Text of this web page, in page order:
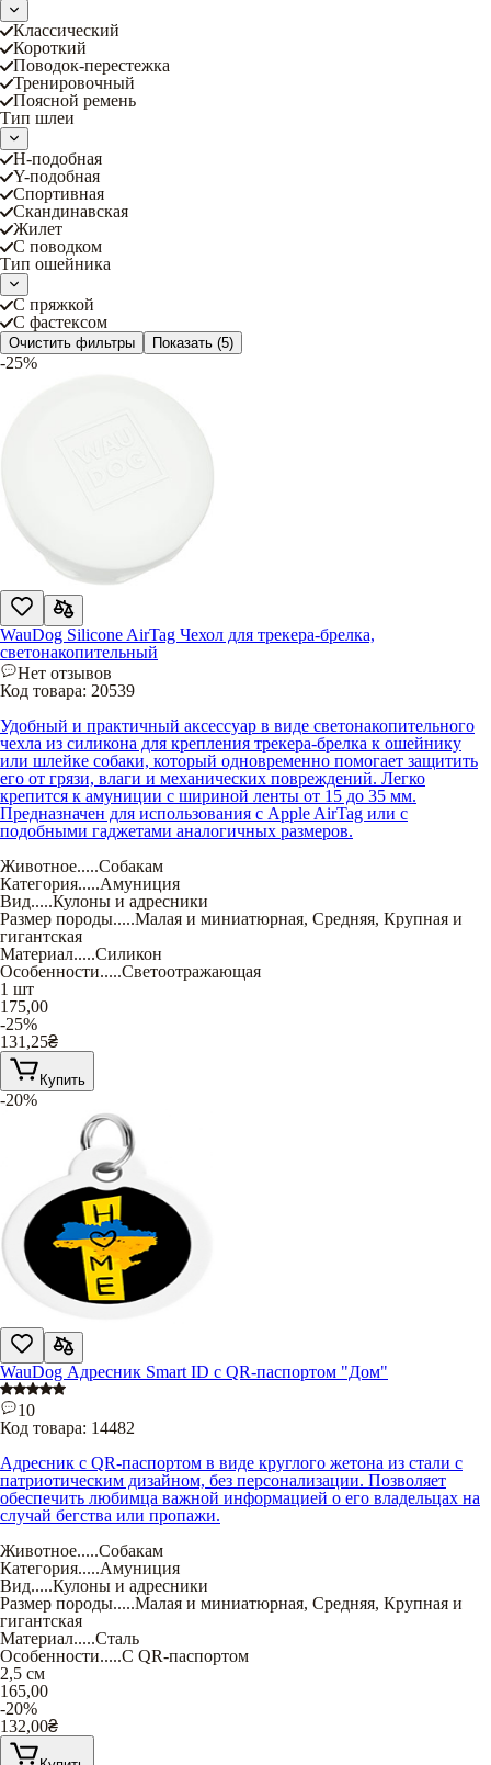
Классический
Короткий
Поводок-перестежка
Тренировочный
Поясной ремень
Тип шлеи
Н-подобная
Y-подобная
Спортивная
Скандинавская
Жилет
С поводком
Тип ошейника
С пряжкой
С фастексом
Очистить фильтры Показать (5)
-25%
WauDog Silicone AirTag Чехол для трекера-брелка,
светонакопительный
Нет отзывов
Код товара: 20539
Удобный и практичный аксессуар в виде светонакопительного
чехла из силикона для крепления трекера-брелка к ошейнику
или шлейке собаки, который одновременно помогает защитить
его от грязи, влаги и механических повреждений. Легко
крепится к амуниции с шириной ленты от 15 до 35 мм.
Предназначен для использования с Apple AirTag или с
подобными гаджетами аналогичных размеров.
Животное.....Собакам
Категория.....Амуниция
Вид.....Кулоны и адресники
Размер породы.....Малая и миниатюрная, Средняя, Крупная и
гигантская
Материал.....Силикон
Особенности.....Светоотражающая
1 шт
175,00
-25%
131,25₴
Купить
-20%
WauDog Адресник Smart ID с QR-паспортом "Дом"
10
Код товара: 14482
Адресник с QR-паспортом в виде круглого жетона из стали с
патриотическим дизайном, без персонализации. Позволяет
обеспечить любимца важной информацией о его владельцах на
случай бегства или пропажи.
Животное.....Собакам
Категория.....Амуниция
Вид.....Кулоны и адресники
Размер породы.....Малая и миниатюрная, Средняя, Крупная и
гигантская
Материал.....Сталь
Особенности.....С QR-паспортом
2,5 см
165,00
-20%
132,00₴